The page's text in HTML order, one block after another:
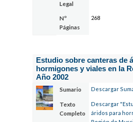
Legal
Nº
Páginas
268
Estudio sobre canteras de
hormigones y viales en la
Año 2002
Sumario Descargar
Texto
Completo
Descargar
áridos para